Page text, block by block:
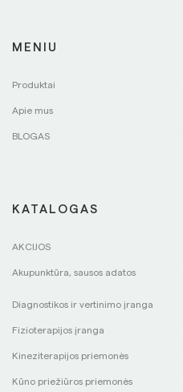
MENIU
Produktai
Apie mus
BLOGAS
KATALOGAS
AKCIJOS
Akupunktūra, sausos adatos
Diagnostikos ir vertinimo įranga
Fizioterapijos įranga
Kineziterapijos priemonės
Kūno priežiūros priemonės